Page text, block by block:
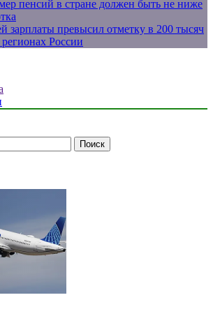
пенсий в стране должен быть не ниже
зарплаты превысил отметку в 200 тысяч
России